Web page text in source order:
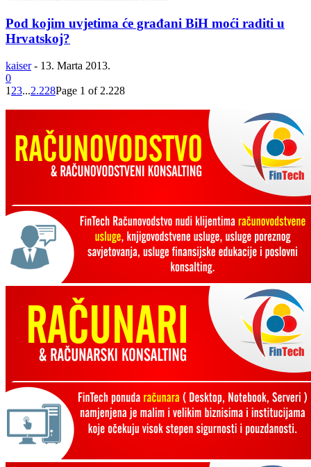
Pod kojim uvjetima će građani BiH moći raditi u
Hrvatskoj?
kaiser - 13. Marta 2013.
0
1 23...2.228Page 1 of 2.228